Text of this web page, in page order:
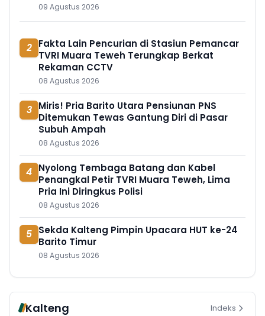
09 Agustus 2026
2 Fakta Lain Pencurian di Stasiun Pemancar
TVRI Muara Teweh Terungkap Berkat
Rekaman CCTV
08 Agustus 2026
3 Miris! Pria Barito Utara Pensiunan PNS
Ditemukan Tewas Gantung Diri di Pasar
Subuh Ampah
08 Agustus 2026
4 Nyolong Tembaga Batang dan Kabel
Penangkal Petir TVRI Muara Teweh, Lima
Pria Ini Diringkus Polisi
08 Agustus 2026
5 Sekda Kalteng Pimpin Upacara HUT ke-24
Barito Timur
08 Agustus 2026
Kalteng Indeks